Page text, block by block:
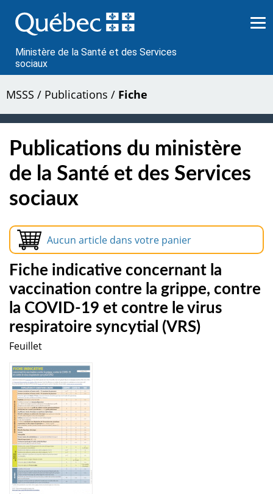
au
contenu
Ministère de la Santé et des Services
sociaux
MSSS / Publications / Fiche
Publications du ministère
de la Santé et des Services
sociaux
Aucun article dans votre panier
Fiche indicative concernant la
vaccination contre la grippe, contre
la COVID-19 et contre le virus
respiratoire syncytial (VRS)
Feuillet